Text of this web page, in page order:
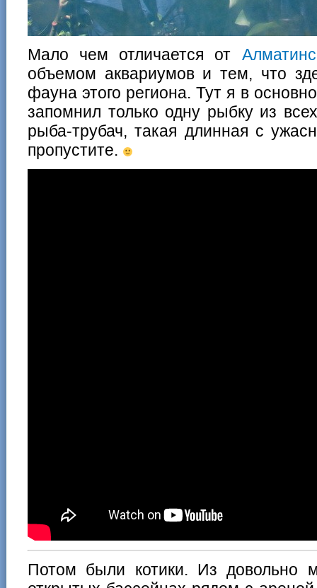
Мало чем отличается от
объемом аквариумов и тем, что
фауна этого региона. Тут я в
запомнил только одну рыбку из
рыба-трубач, такая длинная с
пропустите.
Потом были котики. Из довольно